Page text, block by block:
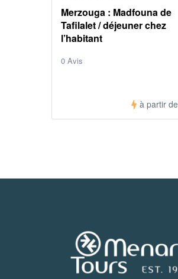
Merzouga : Madfouna de
Tafilalet / déjeuner chez
l’habitant
0 Avis
à partir de